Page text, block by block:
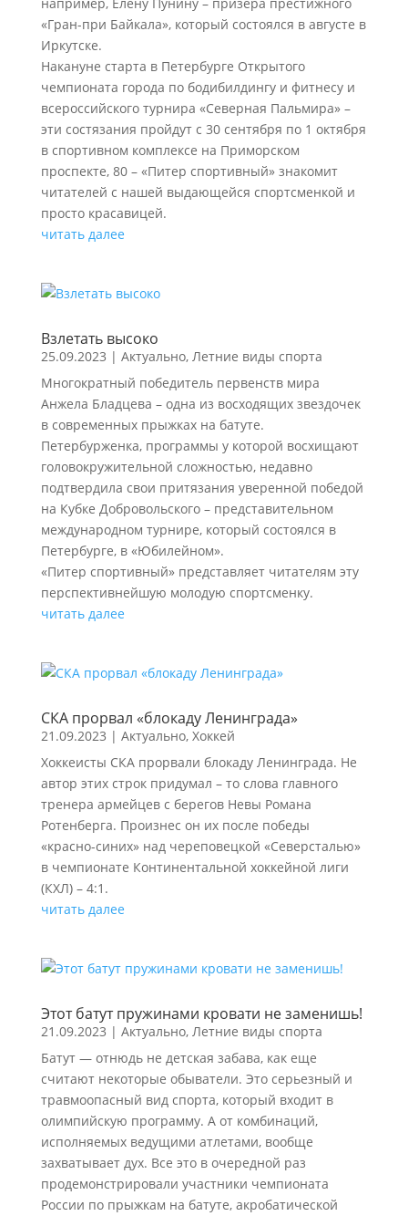
«Гран-при Байкала», который состоялся в августе в
Иркутске.
Накануне старта в Петербурге Открытого
чемпионата города по бодибилдингу и фитнесу и
всероссийского турнира «Северная Пальмира» –
эти состязания пройдут с 30 сентября по 1 октября
в спортивном комплексе на Приморском
проспекте, 80 – «Питер спортивный» знакомит
читателей с нашей выдающейся спортсменкой и
просто красавицей.
читать далее
Взлетать высоко
25.09.2023 | Актуально, Летние виды спорта
Многократный победитель первенств мира
Анжела Бладцева – одна из восходящих звездочек
в современных прыжках на батуте.
Петербурженка, программы у которой восхищают
головокружительной сложностью, недавно
подтвердила свои притязания уверенной победой
на Кубке Добровольского – представительном
международном турнире, который состоялся в
Петербурге, в «Юбилейном».
«Питер спортивный» представляет читателям эту
перспективнейшую молодую спортсменку.
читать далее
СКА прорвал «блокаду Ленинграда»
21.09.2023 | Актуально, Хоккей
Хоккеисты СКА прорвали блокаду Ленинграда. Не
автор этих строк придумал – то слова главного
тренера армейцев с берегов Невы Романа
Ротенберга. Произнес он их после победы
«красно-синих» над череповецкой «Северсталью»
в чемпионате Континентальной хоккейной лиги
(КХЛ) – 4:1.
читать далее
Этот батут пружинами кровати не заменишь!
21.09.2023 | Актуально, Летние виды спорта
Батут — отнюдь не детская забава, как еще
считают некоторые обыватели. Это серьезный и
травмоопасный вид спорта, который входит в
олимпийскую программу. А от комбинаций,
исполняемых ведущими атлетами, вообще
захватывает дух. Все это в очередной раз
продемонстрировали участники чемпионата
России по прыжкам на батуте, акробатической